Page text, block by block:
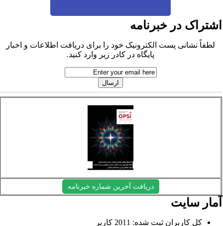
در خبرنامه
لطفاً نشانی پست الکترونیک خود را برای دریافت اطلاعات و اخبار
پایگاه در کادر زیر وارد کنید.
دریافت آخرین شماره خبرنامه
سایت
کل کاربران ثبت شده: 2011 کاربر